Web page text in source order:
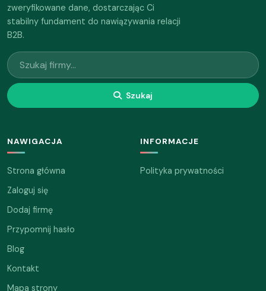
zweryfikowane dane, dostarczając Ci
stabilny fundament do nawiązywania relacji
B2B.
Szukaj
NAWIGACJA
Strona główna
Zaloguj się
Dodaj firmę
Przypomnij hasło
Blog
Kontakt
Mapa strony
INFORMACJE
Polityka prywatności